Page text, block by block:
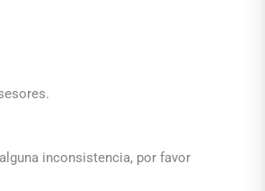
inconsistencia, por favor